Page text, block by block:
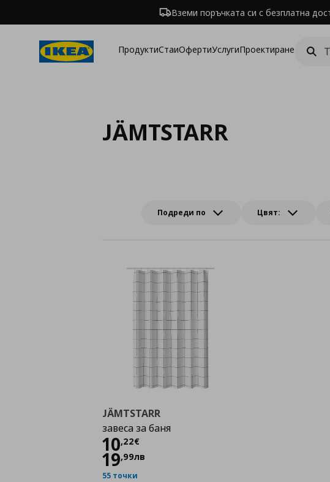
Вземи поръчката си с безплатна
ПродуктиСтаиОфертиУслугиПроектиране
JÄMTSTARR
Подреди по Цвят:
JÄMTSTARR
завеса за баня
10,22€
Цена
19,99лв
55 точки